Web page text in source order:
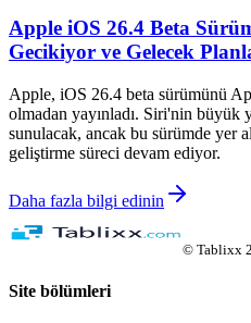
Apple iOS 26.4 Beta
Gecikiyor ve Gelecek
Apple, iOS 26.4 beta sürümünü
olmadan yayınladı. Siri'nin büyük
sunulacak, ancak bu sürümde yer
geliştirme süreci devam ediyor.
Daha fazla bilgi edinin
© Tablixx
Site bölümleri